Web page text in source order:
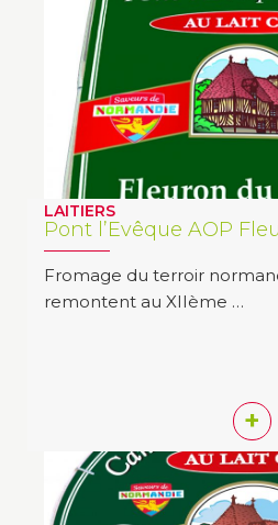
LAITIERS
Pont l’Evêque AOP
Fromage du terroir
remontent au XIIème …
+